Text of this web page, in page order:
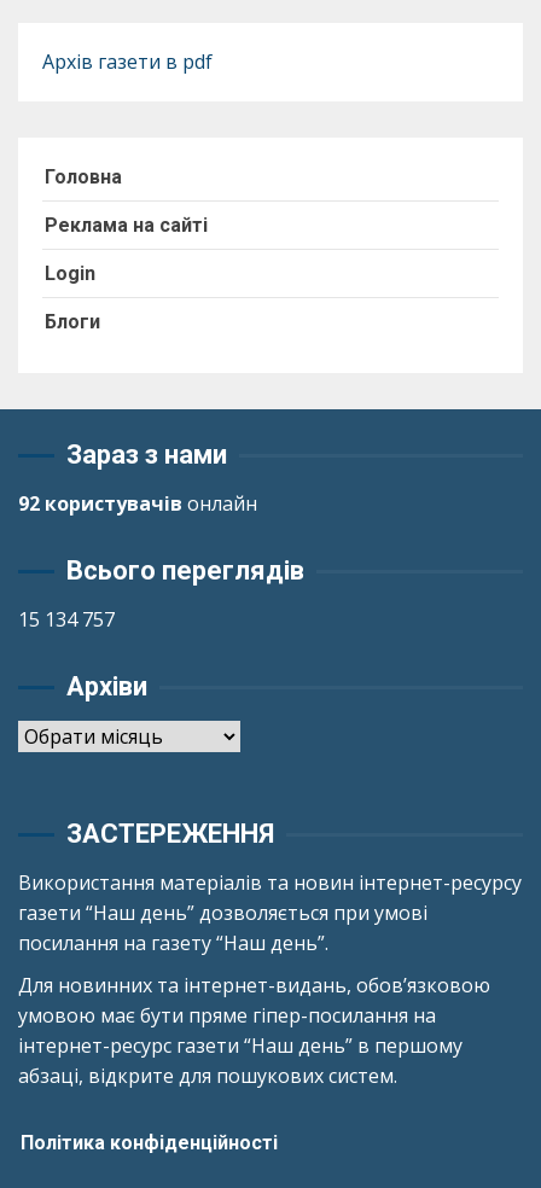
Архів газети в pdf
Головна
Реклама на сайті
Login
Блоги
Зараз з нами
92 користувачів онлайн
Всього переглядів
15 134 757
Архіви
Архіви
ЗАСТЕРЕЖЕННЯ
Використання матеріалів та новин інтернет-ресурсу
газети “Наш день” дозволяється при умові
посилання на газету “Наш день”.
Для новинних та інтернет-видань, обов’язковою
умовою має бути пряме гіпер-посилання на
інтернет-ресурс газети “Наш день” в першому
абзаці, відкрите для пошукових систем.
Політика конфіденційності